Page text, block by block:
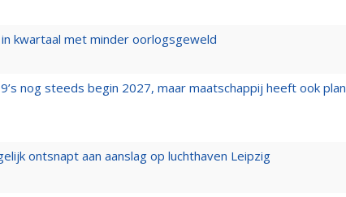
kwartaal met minder oorlogsgeweld
nog steeds begin 2027, maar maatschappij heeft ook plan
ontsnapt aan aanslag op luchthaven Leipzig